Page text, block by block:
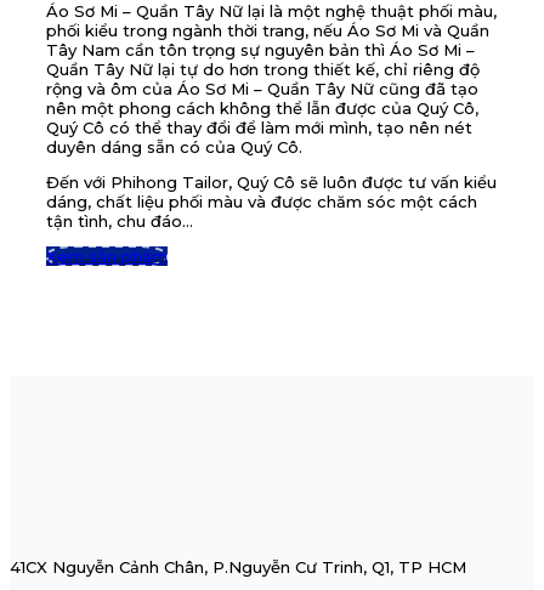
Áo Sơ Mi – Quần Tây Nữ lại là một nghệ thuật phối màu,
phối kiểu trong ngành thời trang, nếu Áo Sơ Mi và Quần
Tây Nam cần tôn trọng sự nguyên bản thì Áo Sơ Mi –
Quần Tây Nữ lại tự do hơn trong thiết kế, chỉ riêng độ
rộng và ôm của Áo Sơ Mi – Quần Tây Nữ cũng đã tạo
nên một phong cách không thể lẫn được của Quý Cô,
Quý Cô có thể thay đổi để làm mới mình, tạo nên nét
duyên dáng sẵn có của Quý Cô.
Đến với Phihong Tailor, Quý Cô sẽ luôn được tư vấn kiểu
dáng, chất liệu phối màu và được chăm sóc một cách
tận tình, chu đáo…
Xem sản phẩm
41CX Nguyễn Cảnh Chân, P.Nguyễn Cư Trinh, Q1, TP HCM